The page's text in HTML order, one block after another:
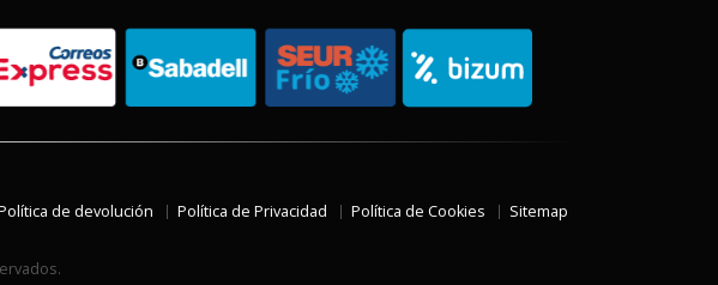
de devolución Política de Privacidad Política de Cookies Sitemap